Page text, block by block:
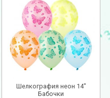
Шелкография неон 14″
Бабочки